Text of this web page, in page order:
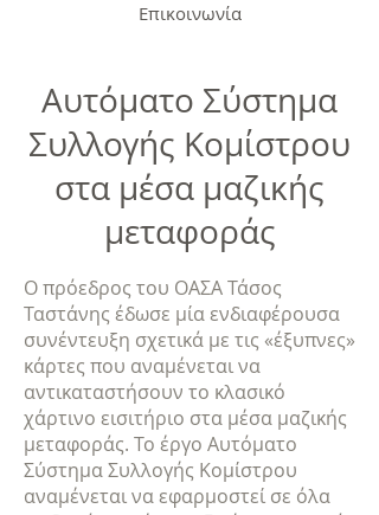
Αυτόματο Σύστημα
Συλλογής Κομίστρου
στα μέσα μαζικής
μεταφοράς
Ο πρόεδρος του ΟΑΣΑ Τάσος
Ταστάνης έδωσε μία ενδιαφέρουσα
συνέντευξη σχετικά με τις «έξυπνες»
κάρτες που αναμένεται να
αντικαταστήσουν το κλασικό
χάρτινο εισιτήριο στα μέσα μαζικής
μεταφοράς. Το έργο Αυτόματο
Σύστημα Συλλογής Κομίστρου
αναμένεται να εφαρμοστεί σε όλα
Επικοινωνία